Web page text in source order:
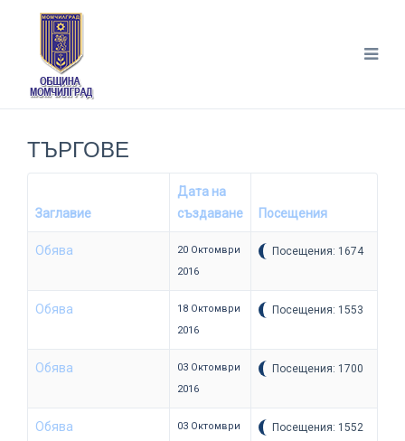
ТЪРГОВЕ
Заглавие
Дата на
създаване
Посещения
Обява
20 Октомври
2016
Посещения: 1674
Обява
18 Октомври
2016
Посещения: 1553
Обява
03 Октомври
2016
Посещения: 1700
Обява
03 Октомври
Посещения: 1552